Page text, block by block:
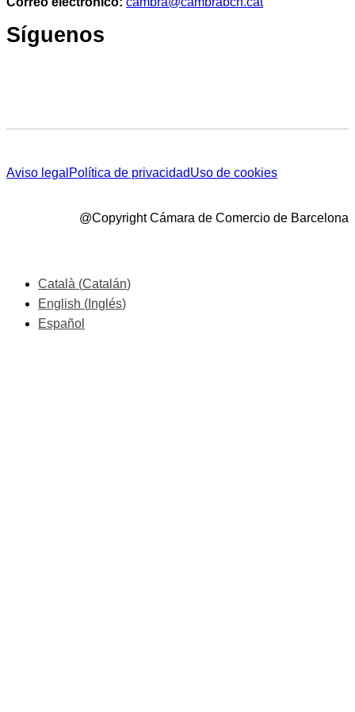
Síguenos
Aviso legal Política de privacidadUso de cookies
@Copyright Cámara de Comercio de Barcelona
Català (Catalán)
English ( Inglés)
Español